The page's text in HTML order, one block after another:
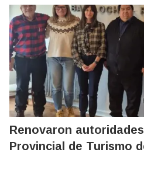
Renovaron
Provincial de Turismo